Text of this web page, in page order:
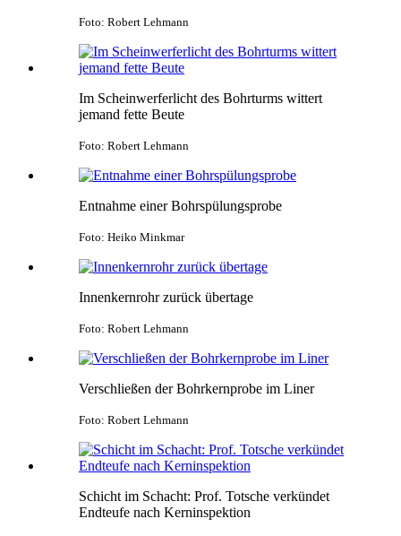
Foto: Robert Lehmann
Im Scheinwerferlicht des Bohrturms wittert
jemand fette Beute
Foto: Robert Lehmann
Entnahme einer Bohrspülungsprobe
Foto: Heiko Minkmar
Innenkernrohr zurück übertage
Foto: Robert Lehmann
Verschließen der Bohrkernprobe im Liner
Foto: Robert Lehmann
Schicht im Schacht: Prof. Totsche verkündet
Endteufe nach Kerninspektion